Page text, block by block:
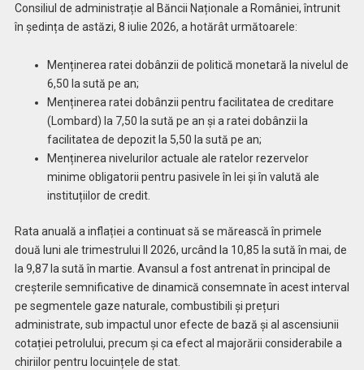
Consiliul de administrație al Băncii Naționale a României, întrunit
în ședința de astăzi, 8 iulie 2026, a hotărât următoarele:
Menținerea ratei dobânzii de politică monetară la nivelul de
6,50 la sută pe an;
Menținerea ratei dobânzii pentru facilitatea de creditare
(Lombard) la 7,50 la sută pe an și a ratei dobânzii la
facilitatea de depozit la 5,50 la sută pe an;
Menținerea nivelurilor actuale ale ratelor rezervelor
minime obligatorii pentru pasivele în lei și în valută ale
instituțiilor de credit.
Rata anuală a inflației a continuat să se mărească în primele
două luni ale trimestrului II 2026, urcând la 10,85 la sută în mai, de
la 9,87 la sută în martie. Avansul a fost antrenat în principal de
creșterile semnificative de dinamică consemnate în acest interval
pe segmentele gaze naturale, combustibili și prețuri
administrate, sub impactul unor efecte de bază și al ascensiunii
cotației petrolului, precum și ca efect al majorării considerabile a
chiriilor pentru locuințele de stat.